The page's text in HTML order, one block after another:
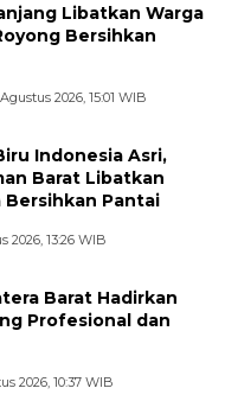
Libatkan Warga
Bersihkan
2026, 15:01 WIB
Indonesia Asri,
Barat Libatkan
Bersihkan Pantai
2026, 13:26 WIB
Barat Hadirkan
Profesional dan
2026, 10:37 WIB